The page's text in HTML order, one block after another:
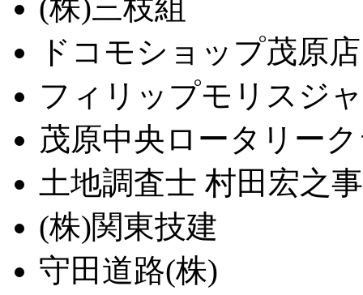
(株)三枝組
ドコモショップ茂原店
フィリップモリスジ
茂原中央ロータリー
土地調査士 村田宏之
(株)関東技建
守田道路(株)